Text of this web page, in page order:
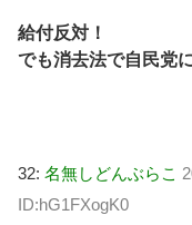
給付反対！
でも消去法で自民党
32: 名無しどんぶらこ
ID:hG1FXogK0